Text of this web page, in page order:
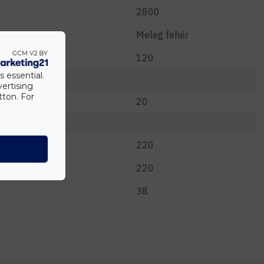
2800
Meleg fehér
120
20
220
220
38
essential.
For